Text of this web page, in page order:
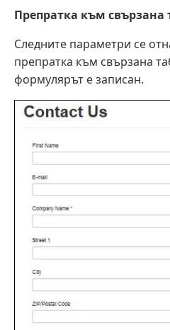
Препратка към свързана
Следните параметри се
препратка към свързана
формулярът е записан.